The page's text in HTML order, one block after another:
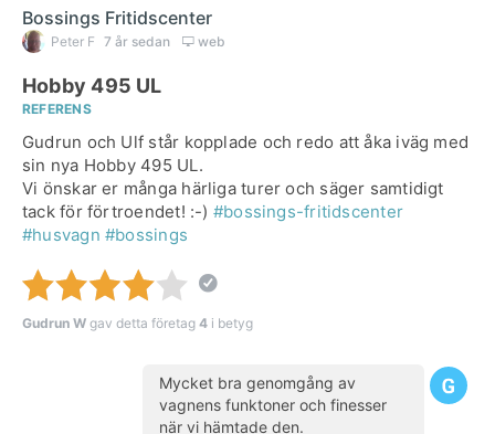
Bossings Fritidscenter
Peter F 7 år sedan web
Hobby 495 UL
REFERENS
Gudrun och Ulf står kopplade och redo att åka iväg med
sin nya Hobby 495 UL.
Vi önskar er många härliga turer och säger samtidigt
tack för förtroendet! :-) #bossings-fritidscenter
#husvagn #bossings
Gudrun W gav detta företag 4 i betyg
Mycket bra genomgång av
vagnens funktoner och finesser
när vi hämtade den.